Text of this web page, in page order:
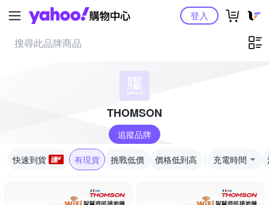
Yahoo購物中心登入
THOMSON
追蹤品牌
快速到貨 有現貨 挑戰低價 價格低到高 充電時間